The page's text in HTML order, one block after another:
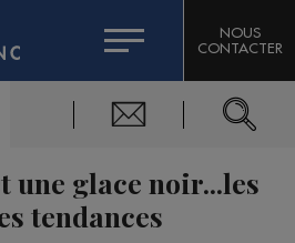
DE L'EXPERT
MACHINERY
DOMAINES SKIABLES
BIGARD
DU MONT-BLANC
NOUS
CONTACTER
une glace noir...les
tendances